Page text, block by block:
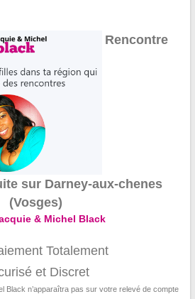
Rencontre
sur Darney-aux-chenes
(Vosges)
& Michel Black
Totalement
et Discret
Black n’apparaîtra pas sur votre relevé de compte